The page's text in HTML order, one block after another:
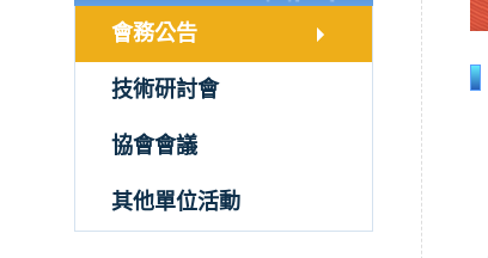
會務公告
技術研討會
協會會議
其他單位活動